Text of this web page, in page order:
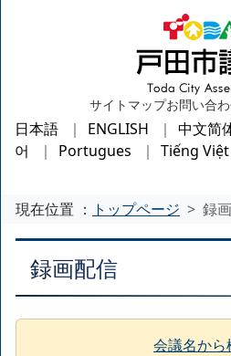
サイトマップお問い合
日本語 ENGLISH 中文简
어
Portugues Tiếng Việt
現在位置 ： トップページ 録
録画配信
会議名から